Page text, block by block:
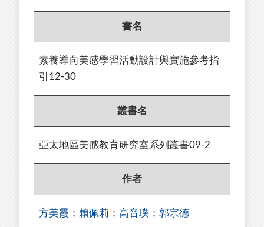
書名
素養導向美感學習活動設計與實施參考指
引12-30
叢書名
亞太地區美感教育研究室系列叢書09-2
作者
方美霞 ； 賴佩莉 ； 高音璞 ； 郭宗德